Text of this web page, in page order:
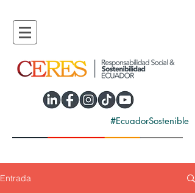
#EcuadorSostenible
Entrada